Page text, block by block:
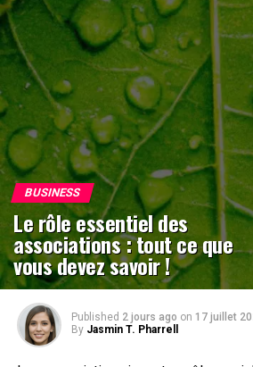
BUSINESS
Le rôle essentiel des
associations : tout ce que
vous devez savoir !
Published 2 jours ago on 17 juillet
By Jasmin T. Pharrell